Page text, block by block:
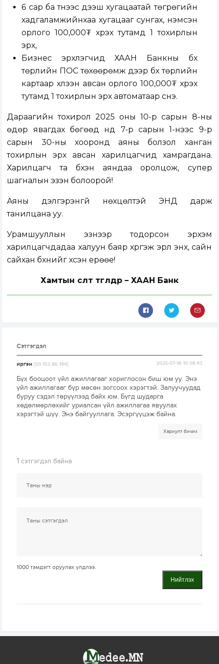
6 сар ба түүнээс дээш хугацаатай төгрөгийн
хадгаламжийнхаа хугацааг сунгах, нэмсэн
орлого 100,000₮ хүрэх тутамд 1тохирлын
эрх,
Бизнес эрхлэгчид ХААН Банкны бүх
төрлийн ПОС төхөөрөмж дээр бүх төрлийн
картаар хүлээн авсан орлого 100,000₮ хүрэх
тутамд 1 тохирлын эрх автоматаар үүснэ.
Дараагийн тохирол 2025 оны 10-р сарын 8-ны
өдөр явагдах бөгөөд үүнд 7-р сарын 1-нээс 9-р
сарын 30-ны хооронд аяны болзол ханган
тохирлын эрх авсан харилцагчид хамрагдана.
Харилцагч та бүхэн аяндаа оролцож, супер
шагналын эзэн болоорой!
Аяны дэлгэрэнгүй нөхцөлтэй ЭНД дарж
танилцана уу.
Урамшууллын эзнээр тодорсон эрхэм
харилцагчдадаа халуун баяр хүргэж эрүүл энх, сайн
сайхан бүхнийг хүсэн ерөөе!
Хамтын өсөлт төгөлдөр – ХААН Банк
Сэтгэгдэл
иргэн[59.153.86.144] 2025-07-18 10:38:43
Бүх бооцоот үйл ажиллагааг хориглосон биш юм уу. Энэ
үйл ажиллагааг бүр мөсөн зогсоох хэрэгтэй. Залуучуудад
буруу сэдэл төрүүлээд байх юм. Бүгд шударга
хөдөлмөрлөхийг уриалсан үйл ажиллагаа явуулах
хэрэгтэй шүү. Энэ байгууллага. Эсэргүүцэж байна.
Хариулт бичих
1 сэтгэгдэл байна
1000 тэмдэгт оруулах үлдлээ.
Нийтлэх